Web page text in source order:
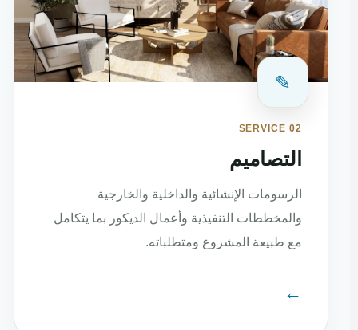
✎
SERVICE 02
التصاميم
الرسومات الإنشائية والداخلية والخارجية
والمخططات التنفيذية وأعمال الديكور بما يتكامل
مع طبيعة المشروع ومتطلباته.
←